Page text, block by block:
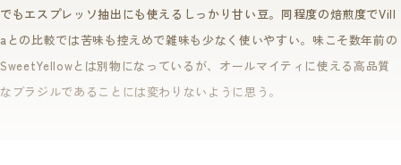
黄色のチェリーは、赤いチェリーに比べてより日光を反射するので、チ
ェリーが涼しく保たれ、実が成熟するスピードを遅くします。
成熟が遅くなるほど豆の状態は安定し、糖分を作り出す時間が長くなる
ことで、甘みが強い豆が育ちます。
でもエスプレッソ抽出にも使えるしっかり甘い豆。同程度の焙煎度でVill
aとの比較では苦味も控えめで雑味も少なく使いやすい。味こそ数年前の
SweetYellowとは別物になっているが、オールマイティに使える高品質
なブラジルであることには変わりないように思う。